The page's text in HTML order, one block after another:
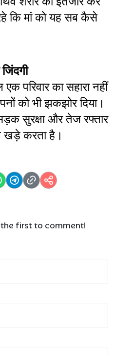
कि मां को यह सब कैसे
परिवार का सहारा नहीं
को भी झकझोर दिया।
सुरक्षा और तेज रफ्तार
खड़े करता है।
first to comment!